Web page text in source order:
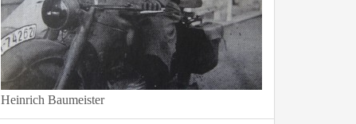
Heinrich Baumeister